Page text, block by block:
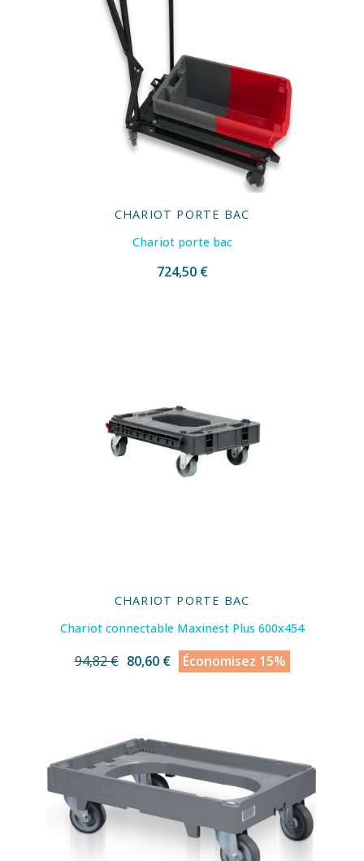
CHARIOT PORTE BAC
Chariot porte bac
724,50 €
CHARIOT PORTE BAC
Chariot connectable Maxinest Plus 600x454
94,82 € 80,60 € Économisez 15%